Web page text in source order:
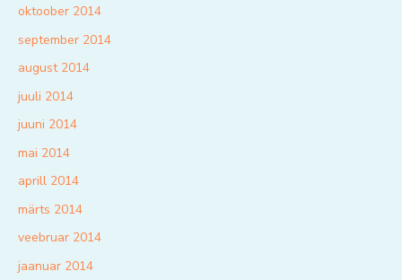
oktoober 2014
september 2014
august 2014
juuli 2014
juuni 2014
mai 2014
aprill 2014
märts 2014
veebruar 2014
jaanuar 2014